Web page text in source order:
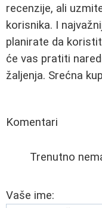
recenzije, ali
korisnika. I
planirate da
će vas pratiti
žaljenja. Srećna
Komentari
Trenutno
Vaše ime: